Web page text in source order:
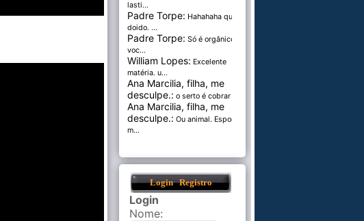
lasti...
Padre Torpe: Hahahaha que
doido. ...
Padre Torpe: Só é orgânico se
voc...
William Lopes: Excelente
matéria. u...
Ana Marcilia, filha, me
desculpe.: o serto é cobrar pel...
Ana Marcilia, filha, me
desculpe.: Ou animal. Esponja
m...
Login Registro
Login
Nome: